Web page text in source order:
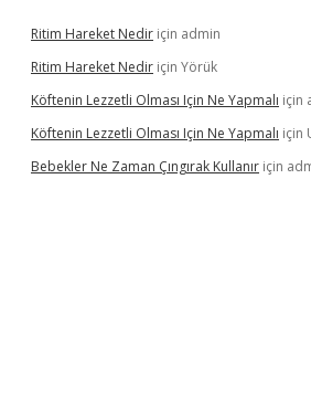
Ritim Hareket Nedir için admin
Ritim Hareket Nedir için Yörük
Köftenin Lezzetli Olması Için Ne Yapmalı için
Köftenin Lezzetli Olması Için Ne Yapmalı için
Bebekler Ne Zaman Çıngırak Kullanır için